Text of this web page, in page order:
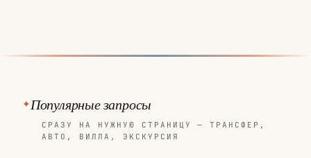
Популярные запросы
СРАЗУ НА НУЖНУЮ СТРАНИЦУ — ТРАНСФЕР,
АВТО, ВИЛЛА, ЭКСКУРСИЯ